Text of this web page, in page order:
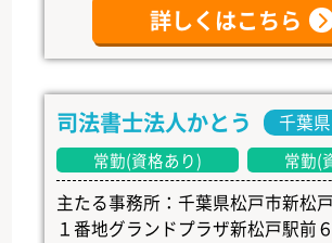
詳しくはこちら
司法書士法人かとう 千葉県
常勤(資格あり) 常勤(
主たる事務所：千葉県松戸市新松
１番地グランドプラザ新松戸駅前